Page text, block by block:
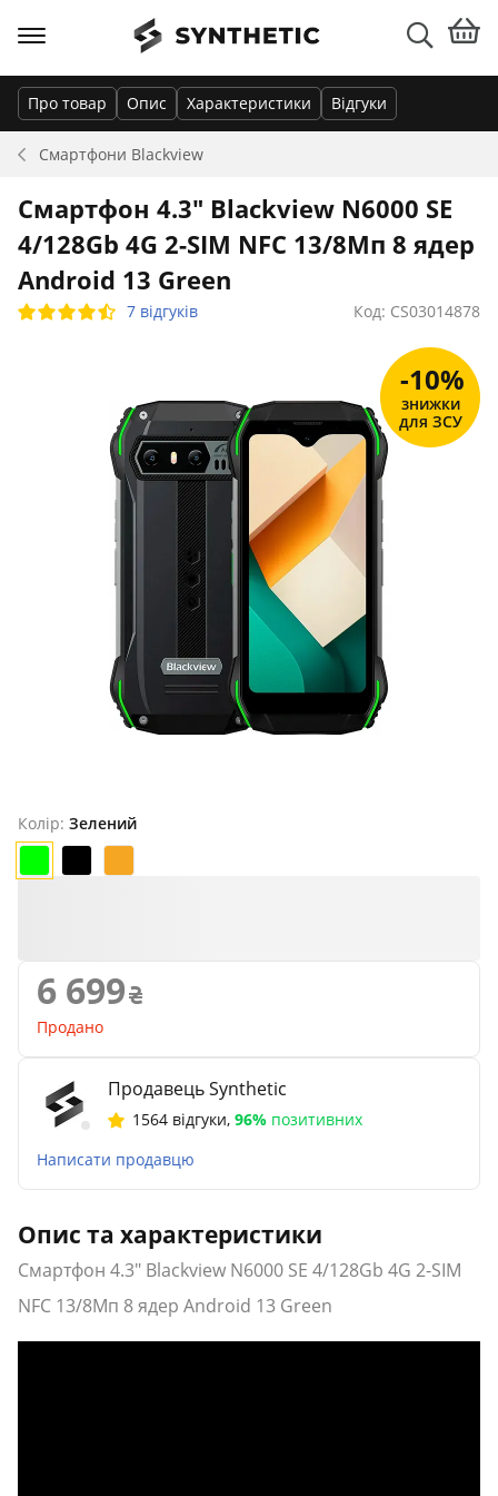
Смартфони Blackview
Про товар Опис Характеристики Відгуки
Смартфон 4.3" Blackview N6000 SE
4/128Gb 4G 2-SIM NFC 13/8Мп 8 ядер
Android 13 Green
7 відгуків Код: CS03014878
-10%
знижки
для ЗСУ
Колір: Зелений
6 699
Продано
Продавець Synthetic
1564 відгуки, 96% позитивних
Написати продавцю
Опис та характеристики
Смартфон 4.3" Blackview N6000 SE 4/128Gb 4G 2-SIM
NFC 13/8Мп 8 ядер Android 13 Green